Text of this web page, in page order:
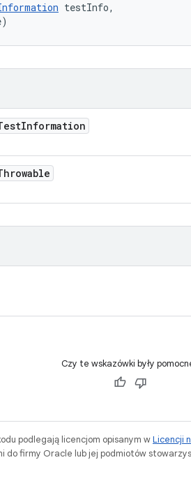
testInfo,
Information
Czy te wskazówki były
podlegają licencjom opisanym wLicencji
do firmy Oracle lub jej podmiotów